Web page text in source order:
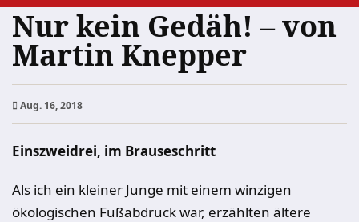
Nur kein Gedäh! – von
Martin Knepper
Aug. 16, 2018
Einszweidrei, im Brauseschritt
Als ich ein kleiner Junge mit einem winzigen
ökologischen Fußabdruck war, erzählten ältere